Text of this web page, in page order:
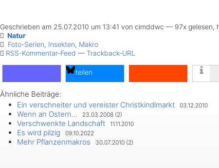
Geschrieben am 25.07.2010 um 13:41 von cimddwc — 97x gelesen,
Natur
Foto-Serien, Insekten, Makro
RSS-Kommentar-Feed — Trackback-URL
teilen
teilen
Ähnliche Beiträge:
Ein verschneiter und vereister Christkindlmarkt
03.12.2010
Wenn an Ostern… 23.03.2008 (2)
Verschwenkte Landschaft 11.11.2010
Es wird pilzig 09.10.2022
Mehr Pflanzenmakros 30.07.2010 (2)